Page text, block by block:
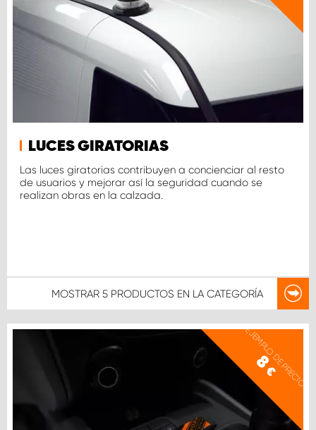
LUCES GIRATORIAS
Las luces giratorias contribuyen a concienciar al resto
de usuarios y mejorar así la seguridad cuando se
realizan obras en la calzada.
MOSTRAR 5 PRODUCTOS EN LA CATEGORÍA
EJEMPLO DE PRECIO
8
€